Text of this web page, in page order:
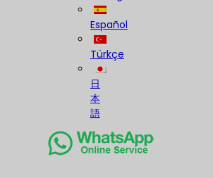
Español
Türkçe
日
本
語